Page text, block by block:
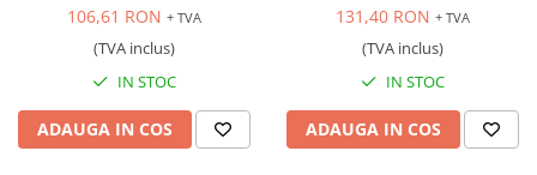
106,61 RON + TVA
(TVA inclus)
IN STOC
ADAUGA IN COS
131,40 RON + TVA
(TVA inclus)
IN STOC
ADAUGA IN COS